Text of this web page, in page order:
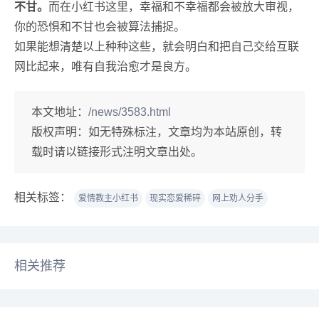
不甘。 而在小红书这里，幸福和不幸福都会被放大审视，
你的恐惧和不甘也会被算法捕捉。
如果能想清楚以上种种这些，就会明白和把自己交给互联
网比起来，唯有自我治愈才是良方。
本文地址： /news/3583.html
版权声明： 如无特殊标注，文章均为本站原创，转
载时请以链接形式注明文章出处。
相关标签： 爱情教主小红书 现实恋爱稀碎 网上劝人分手
相关推荐